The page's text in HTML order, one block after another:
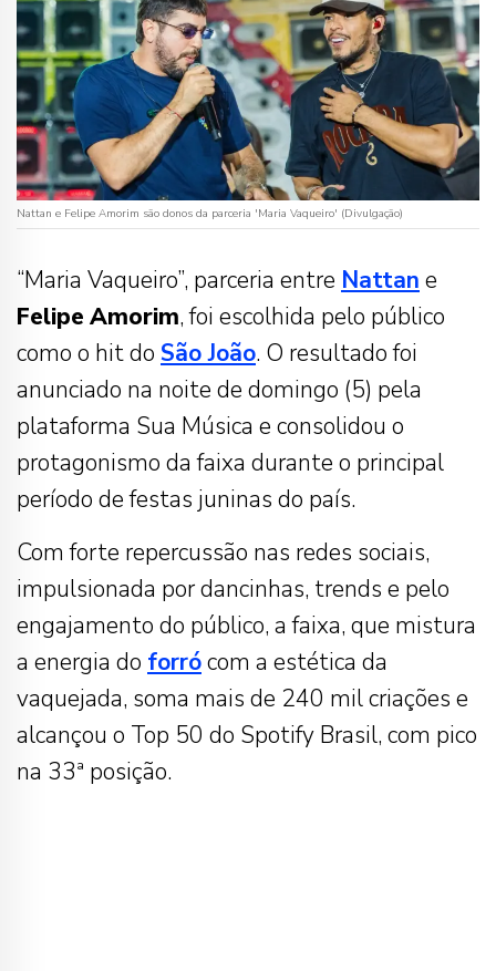
Nattan e Felipe Amorim são donos da parceria 'Maria Vaqueiro' (Divulgação)
“Maria Vaqueiro”, parceria entre Nattan e
Felipe Amorim, foi escolhida pelo público
como o hit do São João. O resultado foi
anunciado na noite de domingo (5) pela
plataforma Sua Música e consolidou o
protagonismo da faixa durante o principal
período de festas juninas do país.
Com forte repercussão nas redes sociais,
impulsionada por dancinhas, trends e pelo
engajamento do público, a faixa, que mistura
a energia do forrócom a estética da
vaquejada, soma mais de 240 mil criações e
alcançou o Top 50 do Spotify Brasil, com pico
na 33ª posição.